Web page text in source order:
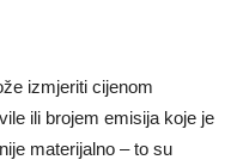
izmjeriti cijenom
ili brojem emisija koje je
materijalno – to su